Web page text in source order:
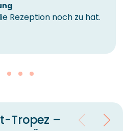
Rezeption noch zu hat.
Tropez –